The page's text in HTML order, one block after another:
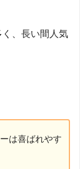
、長い間人気
は喜ばれやす